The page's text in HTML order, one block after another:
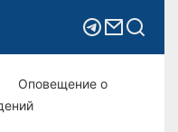
Оповещение о